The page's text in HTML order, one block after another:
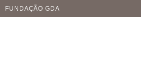
FUNDAÇÃO GDA